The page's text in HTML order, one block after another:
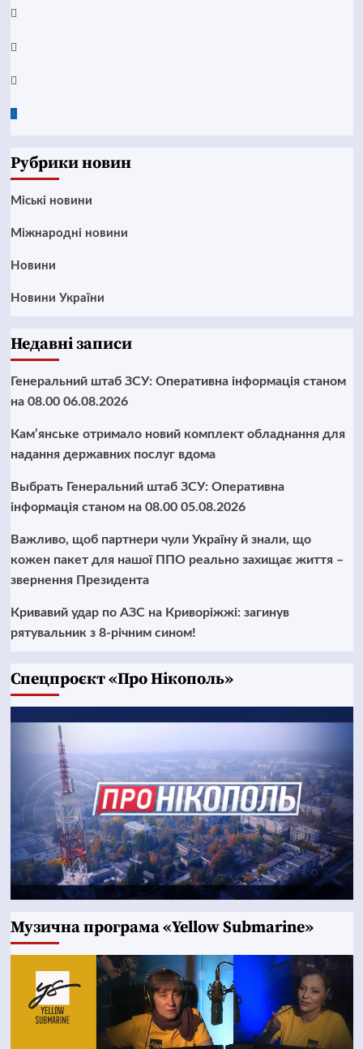
Telegram
Instagram
Twitter
Google
Рубрики новин
Mіські новини
Міжнародні новини
Новини
Новини України
Недавні записи
Генеральний штаб ЗСУ: Оперативна інформація станом
на 08.00 06.08.2026
Кам’янське отримало новий комплект обладнання для
надання державних послуг вдома
Выбрать Генеральний штаб ЗСУ: Оперативна
інформація станом на 08.00 05.08.2026
Важливо, щоб партнери чули Україну й знали, що
кожен пакет для нашої ППО реально захищає життя –
звернення Президента
Кривавий удар по АЗС на Криворіжжі: загинув
рятувальник з 8-річним сином!
Cпецпроєкт «Про Нікополь»
Музична програма «Yellow Submarine»